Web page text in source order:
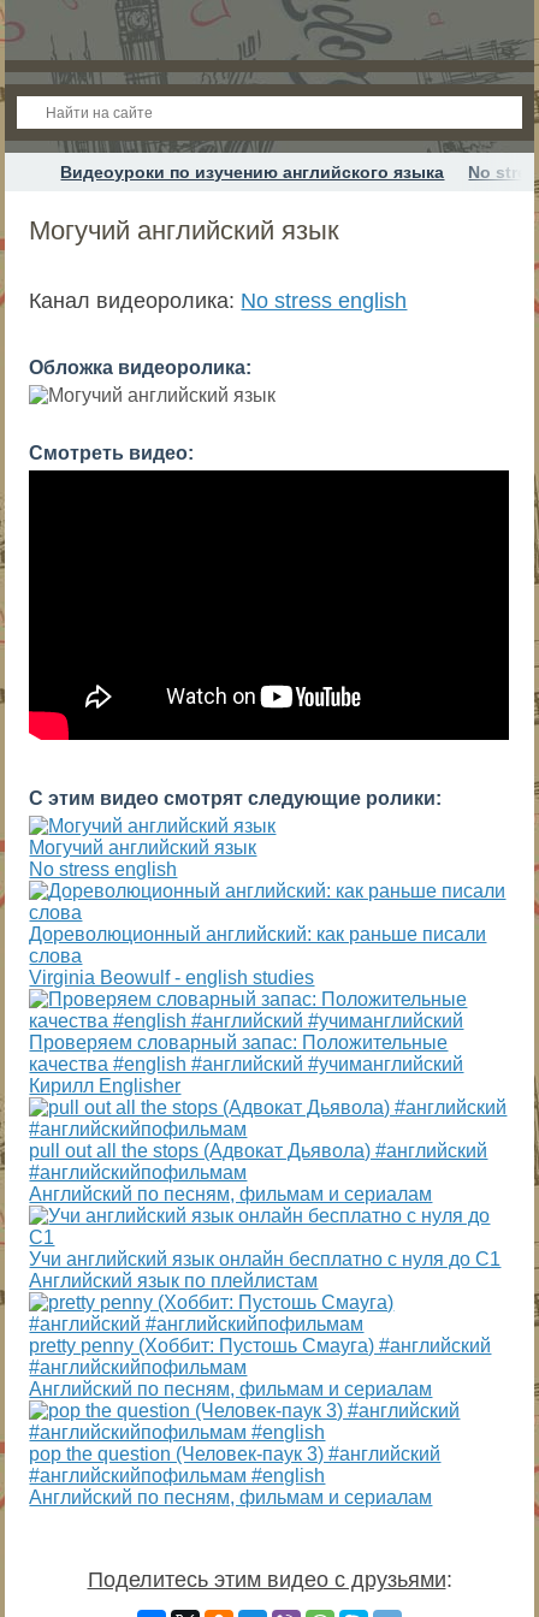
Видеоуроки по изучению английского языка No
Могучий английский язык
Канал видеоролика: No stress english
Обложка видеоролика:
Смотреть видео:
С этим видео смотрят следующие ролики:
Могучий английский язык
No stress english
Дореволюционный английский: как раньше писали
слова
Virginia Beowulf - english studies
Проверяем словарный запас: Положительные
качества #english #английский #учиманглийский
Кирилл Englisher
pull out all the stops (Адвокат Дьявола) #английский
#английскийпофильмам
Английский по песням, фильмам и сериалам
Учи английский язык онлайн бесплатно с нуля до С1
Английский язык по плейлистам
pretty penny (Хоббит: Пустошь Смауга) #английский
#английскийпофильмам
Английский по песням, фильмам и сериалам
pop the question (Человек-паук 3) #английский
#английскийпофильмам #english
Английский по песням, фильмам и сериалам
Поделитесь этим видео с друзьями: